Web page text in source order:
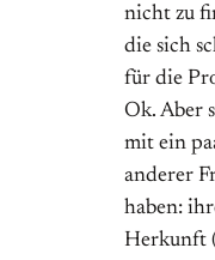
nicht zu
die sich
für die
Ok. Aber
mit ein
anderer
haben:
Herkunft